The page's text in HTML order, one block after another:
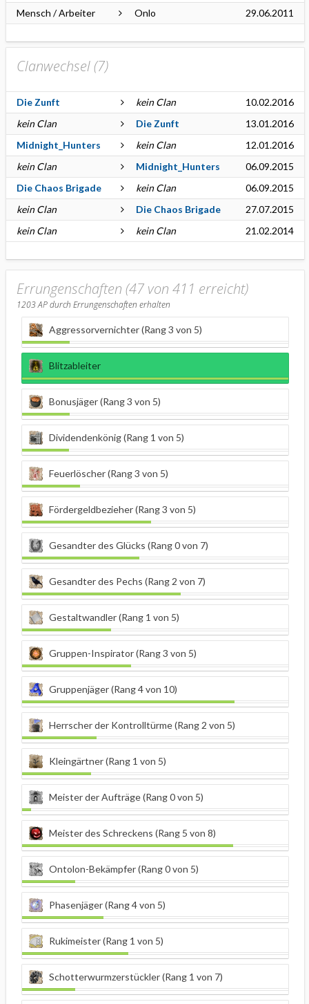
Mensch / Arbeiter
Onlo 29.06.2011
Clanwechsel (7)
Die Zunft kein Clan
10.02.2016
kein Clan
Die Zunft
13.01.2016
Midnight_Hunters
kein Clan
12.01.2016
kein Clan
Midnight_Hunters
06.09.2015
Die Chaos Brigade
kein Clan
06.09.2015
kein Clan
Die Chaos Brigade
27.07.2015
kein Clan
kein Clan 21.02.2014
Errungenschaften (47 von 411 erreicht)
1203AP durch Errungenschaften erhalten
Aggressorvernichter (Rang 3 von 5)
Blitzableiter
Bonusjäger (Rang 3 von 5)
Dividendenkönig (Rang 1 von 5)
Feuerlöscher (Rang 3 von 5)
Fördergeldbezieher (Rang 3 von 5)
Gesandter des Glücks (Rang 0 von 7)
Gesandter des Pechs (Rang 2 von 7)
Gestaltwandler (Rang 1 von 5)
Gruppen-Inspirator (Rang 3 von 5)
Gruppenjäger (Rang 4 von 10)
Herrscher der Kontrolltürme (Rang 2 von 5)
Kleingärtner (Rang 1 von 5)
Meister der Aufträge (Rang 0 von 5)
Meister des Schreckens (Rang 5 von 8)
Ontolon-Bekämpfer (Rang 0 von 5)
Phasenjäger (Rang 4 von 5)
Rukimeister (Rang 1 von 5)
Schotterwurmzerstückler (Rang 1 von 7)